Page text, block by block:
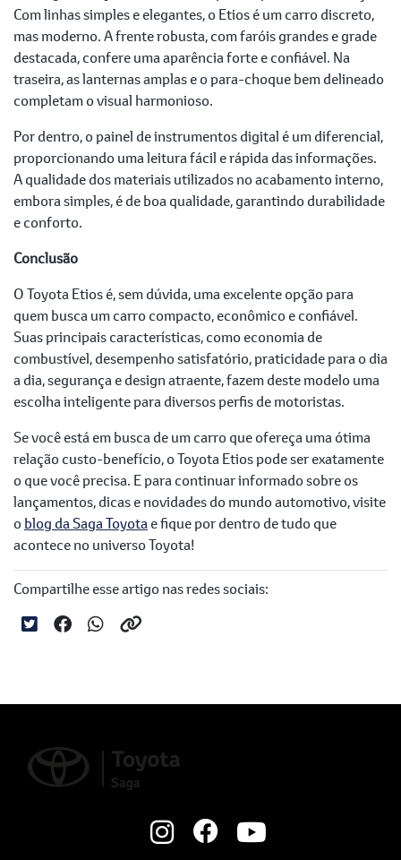
Com linhas simples e elegantes, o Etios é um carro discreto,
mas moderno. A frente robusta, com faróis grandes e grade
destacada, confere uma aparência forte e confiável. Na
traseira, as lanternas amplas e o para-choque bem delineado
completam o visual harmonioso.
Por dentro, o painel de instrumentos digital é um diferencial,
proporcionando uma leitura fácil e rápida das informações.
A qualidade dos materiais utilizados no acabamento interno,
embora simples, é de boa qualidade, garantindo durabilidade
e conforto.
Conclusão
O Toyota Etios é, sem dúvida, uma excelente opção para
quem busca um carro compacto, econômico e confiável.
Suas principais características, como economia de
combustível, desempenho satisfatório, praticidade para o dia
a dia, segurança e design atraente, fazem deste modelo uma
escolha inteligente para diversos perfis de motoristas.
Se você está em busca de um carro que ofereça uma ótima
relação custo-benefício, o Toyota Etios pode ser exatamente
o que você precisa. E para continuar informado sobre os
lançamentos, dicas e novidades do mundo automotivo, visite
o blog da Saga Toyotae fique por dentro de tudo que
acontece no universo Toyota!
Compartilhe esse artigo nas redes sociais: